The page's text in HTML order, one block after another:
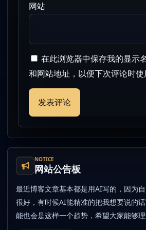
NOTICE
网站公告板
最近博客文章基本都是用AI写的，因为
很好，有时候AI能精准的把我想要说的
能也会是这样一个趋势，希望大家能够理
网站
在此浏览器中保存我的显示
和网站地址，以便下次评论时使